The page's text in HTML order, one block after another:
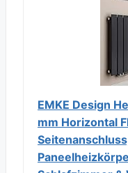
EMKE Design
mm Horizontal